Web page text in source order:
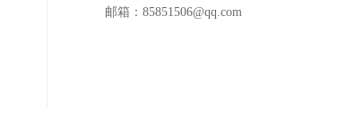
邮箱： 85851506@qq.com